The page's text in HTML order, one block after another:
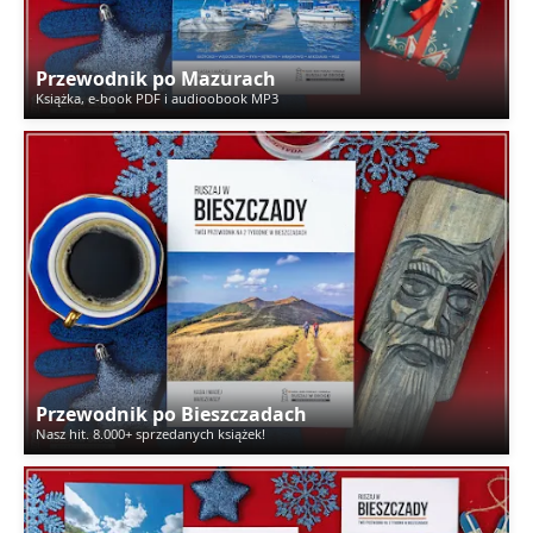
Przewodnik po Mazurach
Książka, e-book PDF i audioobook MP3
Przewodnik po Bieszczadach
Nasz hit. 8.000+ sprzedanych książek!